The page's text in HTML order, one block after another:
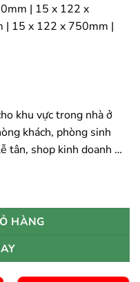
| 15 x 122 x
15 x 122 x 750mm |
khu vực trong nhà ở
khách, phòng sinh
tân, shop kinh doanh …
HÀNG